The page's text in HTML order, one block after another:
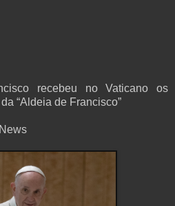
recebeu no Vaticano os
“Aldeia de Francisco”